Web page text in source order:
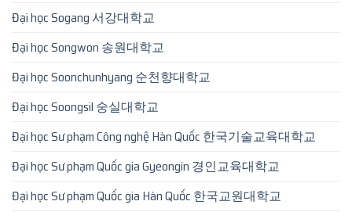
Đại học Sogang 서강대학교
Đại học Songwon 송원대학교
Đại học Soonchunhyang 순천향대학교
Đại học Soongsil 숭실대학교
Đại học Sư phạm Công nghệ Hàn Quốc 한국기술교육대학교
Đại học Sư phạm Quốc gia Gyeongin 경인교육대학교
Đại học Sư phạm Quốc gia Hàn Quốc 한국교원대학교